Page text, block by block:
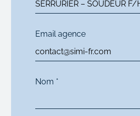
Email agence
Nom *